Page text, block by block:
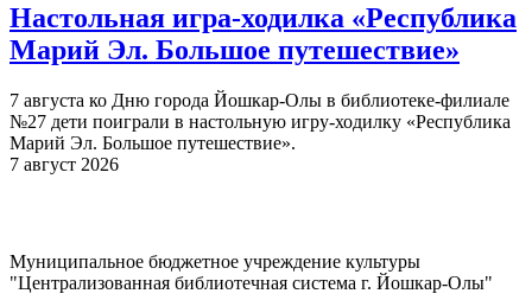
Настольная игра-ходилка «Республика
Марий Эл. Большое путешествие»
7 августа ко Дню города Йошкар-Олы в библиотеке-филиале
№27 дети поиграли в настольную игру-ходилку «Республика
Марий Эл. Большое путешествие».
7 август 2026
Муниципальное бюджетное учреждение культуры
"Централизованная библиотечная система г. Йошкар-Олы"